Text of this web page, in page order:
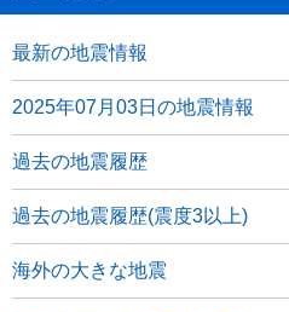
最新の地震情報
2025年07月03日の地震情報
過去の地震履歴
過去の地震履歴(震度3以上)
海外の大きな地震